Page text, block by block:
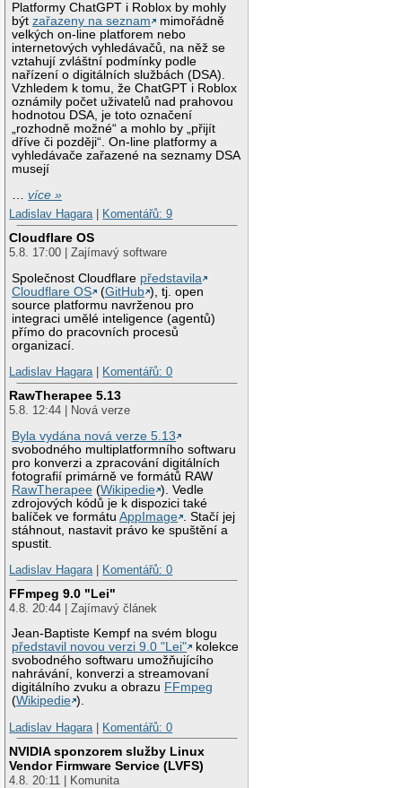
Platformy ChatGPT i Roblox by mohly
býtzařazeny na seznam
mimořádně
velkých on-line platforem nebo
internetových vyhledávačů, na něž se
vztahují zvláštní podmínky podle
nařízení o digitálních službách (DSA).
Vzhledem k tomu, že ChatGPT i Roblox
oznámily počet uživatelů nad prahovou
hodnotou DSA, je toto označení
„rozhodně možné“ a mohlo by „přijít
dříve či později“. On-line platformy a
vyhledávače zařazené na seznamy DSA
musejí
…více »
Ladislav Hagara| Komentářů: 9
Cloudflare OS
5.8. 17:00 | Zajímavý software
Společnost Cloudflare představila
Cloudflare OS
(GitHub ), tj. open
source platformu navrženou pro
integraci umělé inteligence (agentů)
přímo do pracovních procesů
organizací.
Ladislav Hagara| Komentářů: 0
RawTherapee 5.13
5.8. 12:44 | Nová verze
Byla vydána nová verze 5.13
svobodného multiplatformního softwaru
pro konverzi a zpracování digitálních
fotografií primárně ve formátů RAW
RawTherapee (Wikipedie ). Vedle
zdrojových kódů je k dispozici také
balíček ve formátuAppImage
. Stačí jej
stáhnout, nastavit právo ke spuštění a
spustit.
Ladislav Hagara| Komentářů: 0
FFmpeg 9.0 "Lei"
4.8. 20:44 | Zajímavý článek
Jean-Baptiste Kempf na svém blogu
představil novou verzi 9.0 "Lei"
kolekce
svobodného softwaru umožňujícího
nahrávání, konverzi a streamovaní
digitálního zvuku a obrazu FFmpeg
(Wikipedie ).
Ladislav Hagara| Komentářů: 0
NVIDIA sponzorem služby Linux
Vendor Firmware Service (LVFS)
4.8. 20:11 | Komunita